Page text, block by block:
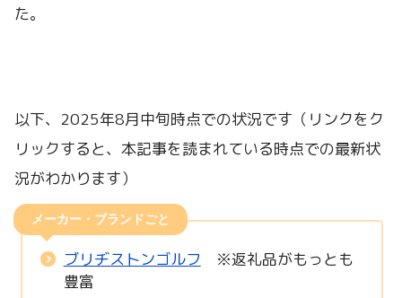
た。
以下、2025年8月中旬時点での状況です（リンクをク
リックすると、本記事を読まれている時点での最新状
況がわかります）
メーカー・ブランドごと
ブリヂストンゴルフ ※返礼品がもっとも
豊富